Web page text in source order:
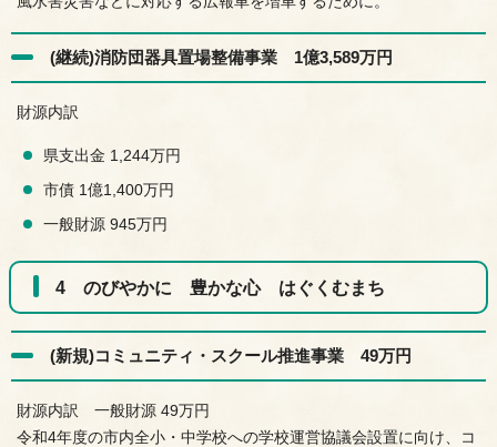
(継続)消防団器具置場整備事業 1億3,589万円
財源内訳
県支出金 1,244万円
市債 1億1,400万円
一般財源 945万円
4 のびやかに 豊かな心 はぐくむまち
(新規)コミュニティ・スクール推進事業 49万円
財源内訳 一般財源 49万円
令和4年度の市内全小・中学校への学校運営協議会設置に向け、コ